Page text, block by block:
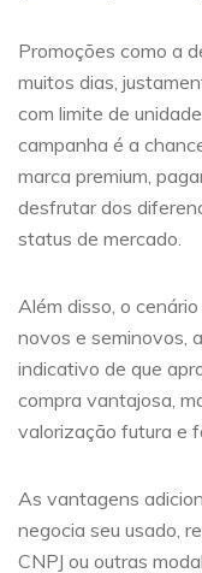
Promoções como a
muitos dias,
com limite de
campanha é a
marca premium,
desfrutar dos
status de mercado.
Além disso, o
novos e seminovos,
indicativo de que
compra vantajosa,
valorização futura e
As vantagens
negocia seu usado,
CNPJ ou outras